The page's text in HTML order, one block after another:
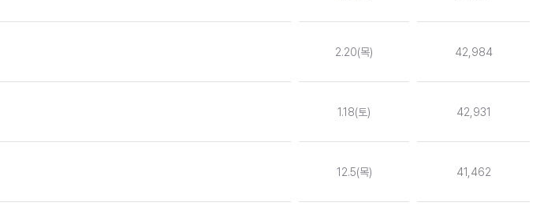
2.20(목) 42,984
1.18(토) 42,931
12.5(목) 41,462